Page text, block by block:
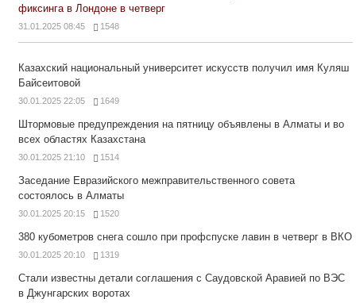
фиксинга в Лондоне в четверг
31.01.2025 08:45 1548
Казахский национальный университет искусств получил имя Куляш
Байсеитовой
30.01.2025 22:05 1649
Штормовые предупреждения на пятницу объявлены в Алматы и во
всех областях Казахстана
30.01.2025 21:10 1514
Заседание Евразийского межправительственного совета
состоялось в Алматы
30.01.2025 20:15 1520
380 кубометров снега сошло при профспуске лавин в четверг в ВКО
30.01.2025 20:10 1319
Стали известны детали соглашения с Саудовской Аравией по ВЭС
в Джунгарских воротах